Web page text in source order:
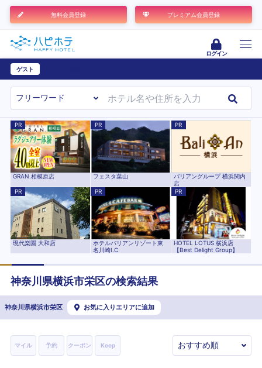
無料会員登録 プレミアム会員登録
ログイン
ゲスト
PR
GRAN.相模原店
PR
フェスタ葉山
PR
バリアングループ 横浜関内
店
PR
現代楽園 大和店
PR
ホテルバリアンリゾート東
名川崎I.C
PR
HOTEL LOTUS 横浜店
【Best Delight Group】
神奈川県横浜市栄区の検索結果
神奈川県横浜市栄区 お気に入りエリアに追加
マイル 予約 クーポン Keep